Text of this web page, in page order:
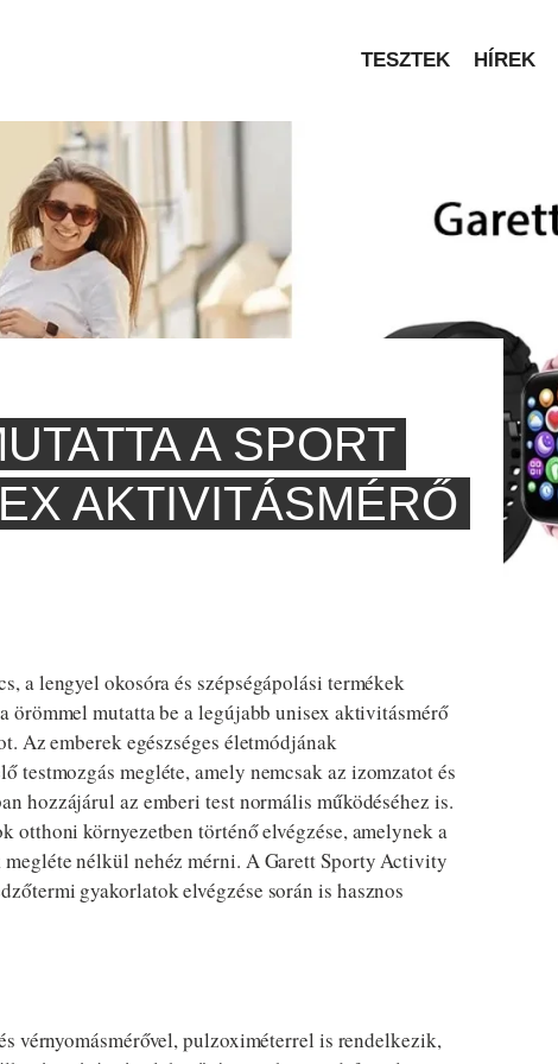
TESZTEK HÍREK
A SPORT
AKTIVITÁSMÉRŐ
a lengyel okosóra és szépségápolási termékek
örömmel mutatta be a legújabb unisex aktivitásmérő
Az emberek egészséges életmódjának
testmozgás megléte, amely nemcsak az izomzatot és
hozzájárul az emberi test normális működéséhez is.
otthoni környezetben történő elvégzése, amelynek a
nélkül nehéz mérni. A Garett Sporty Activity
gyakorlatok elvégzése során is hasznos
vérnyomásmérővel, pulzoximéterrel is rendelkezik,